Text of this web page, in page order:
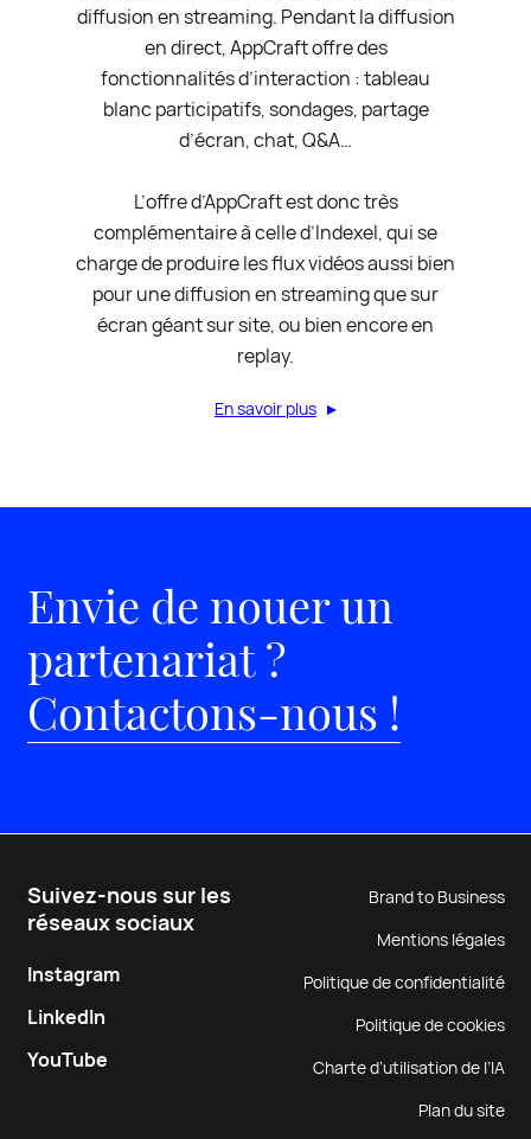
diffusion en streaming. Pendant la diffusion
en direct, AppCraft offre des
fonctionnalités d’interaction : tableau
blanc participatifs, sondages, partage
d’écran, chat, Q&A…
L’offre d’AppCraft est donc très
complémentaire à celle d’Indexel, qui se
charge de produire les flux vidéos aussi bien
pour une diffusion en streaming que sur
écran géant sur site, ou bien encore en
replay.
En savoir plus
Envie de nouer un
partenariat ?
Contactons-nous !
Suivez-nous sur les
réseaux sociaux
Instagram
LinkedIn
YouTube
Brand to Business
Mentions légales
Politique de confidentialité
Politique de cookies
Charte d’utilisation de l’IA
Plan du site